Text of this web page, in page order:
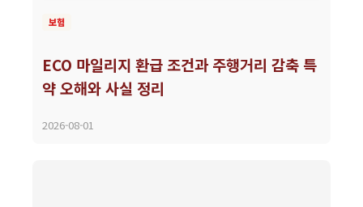
보험
ECO 마일리지 환급 조건과 주행거리 감축 특
약 오해와 사실 정리
2026-08-01